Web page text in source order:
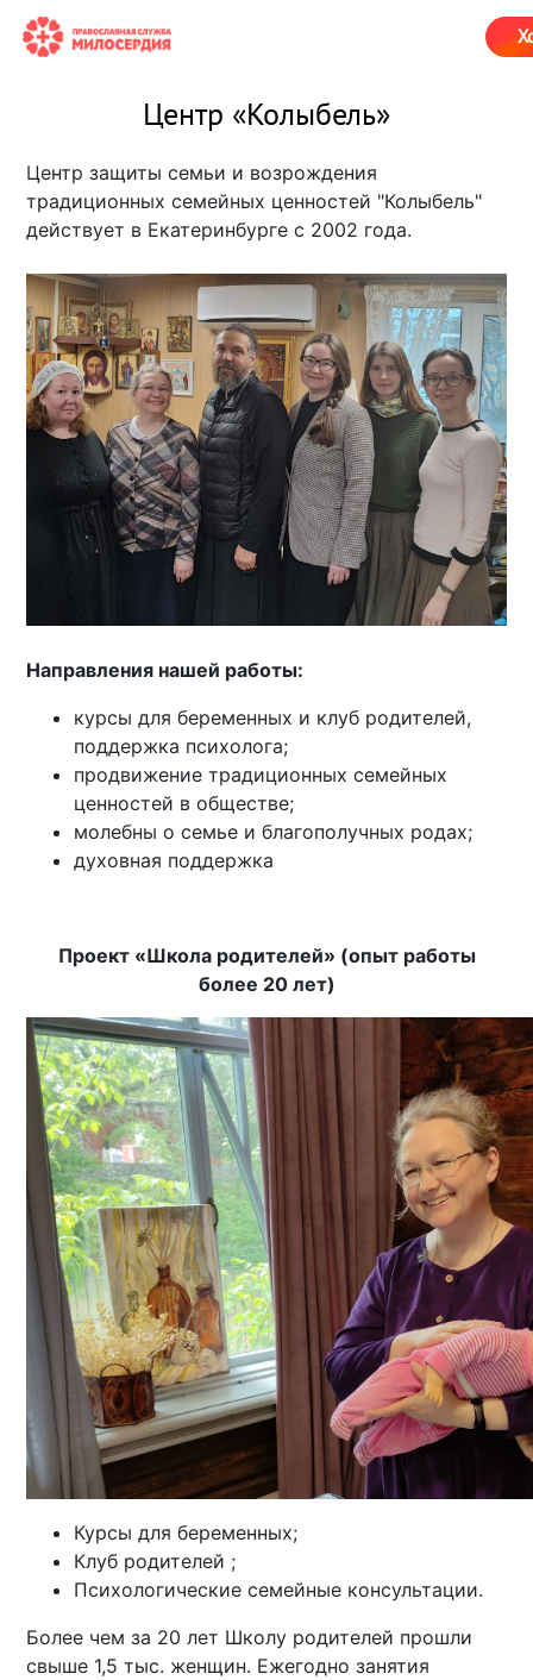
Центр «Колыбель»
Центр защиты семьи и возрождения
традиционных семейных ценностей "Колыбель"
действует в Екатеринбурге с 2002 года.
Направления нашей работы:
курсы для беременных и клуб родителей,
поддержка психолога;
продвижение традиционных семейных
ценностей в обществе;
молебны о семье и благополучных родах;
духовная поддержка
Проект «Школа родителей» (опыт работы
более 20 лет)
Курсы для беременных;
Клуб родителей ;
Психологические семейные консультации.
Более чем за 20 лет Школу родителей прошли
свыше 1,5 тыс. женщин. Ежегодно занятия